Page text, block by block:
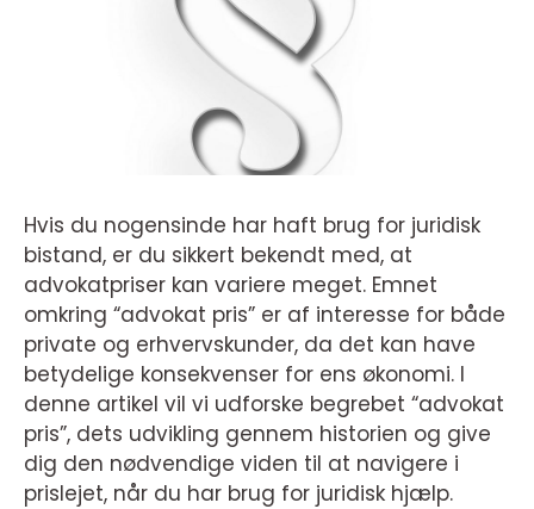
Hvis du nogensinde har haft brug for juridisk
bistand, er du sikkert bekendt med, at
advokatpriser kan variere meget. Emnet
omkring “advokat pris” er af interesse for både
private og erhvervskunder, da det kan have
betydelige konsekvenser for ens økonomi. I
denne artikel vil vi udforske begrebet “advokat
pris”, dets udvikling gennem historien og give
dig den nødvendige viden til at navigere i
prislejet, når du har brug for juridisk hjælp.